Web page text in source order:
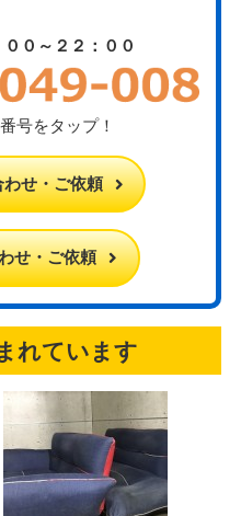
０～２２：００
号をタップ！
せ・ご依頼
せ・ご依頼
れています